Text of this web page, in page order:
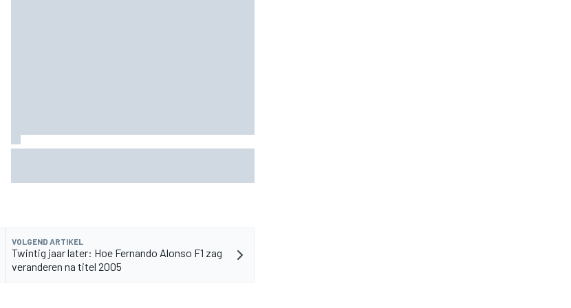
VOLGEND ARTIKEL
Twintig jaar later: Hoe Fernando Alonso F1 zag
veranderen na titel 2005